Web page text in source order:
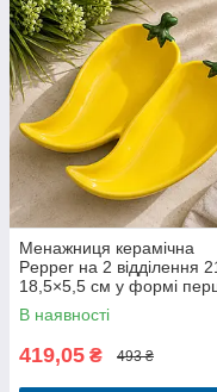
Менажниця керамічна
Pepper на 2 відділення
18,5×5,5 см у формі
В наявності
419,05 ₴ 493 ₴